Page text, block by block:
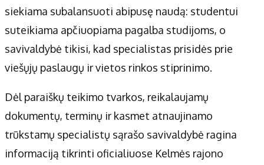
siekiama subalansuoti abipusę naudą: studentui
suteikiama apčiuopiama pagalba studijoms, o
savivaldybė tikisi, kad specialistas prisidės prie
viešųjų paslaugų ir vietos rinkos stiprinimo.
Dėl paraiškų teikimo tvarkos, reikalaujamų
dokumentų, terminų ir kasmet atnaujinamo
trūkstamų specialistų sąrašo savivaldybė ragina
informaciją tikrinti oficialiuose Kelmės rajono